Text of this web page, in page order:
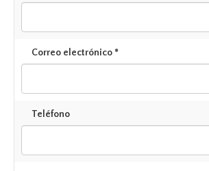
Correo electrónico *
Teléfono